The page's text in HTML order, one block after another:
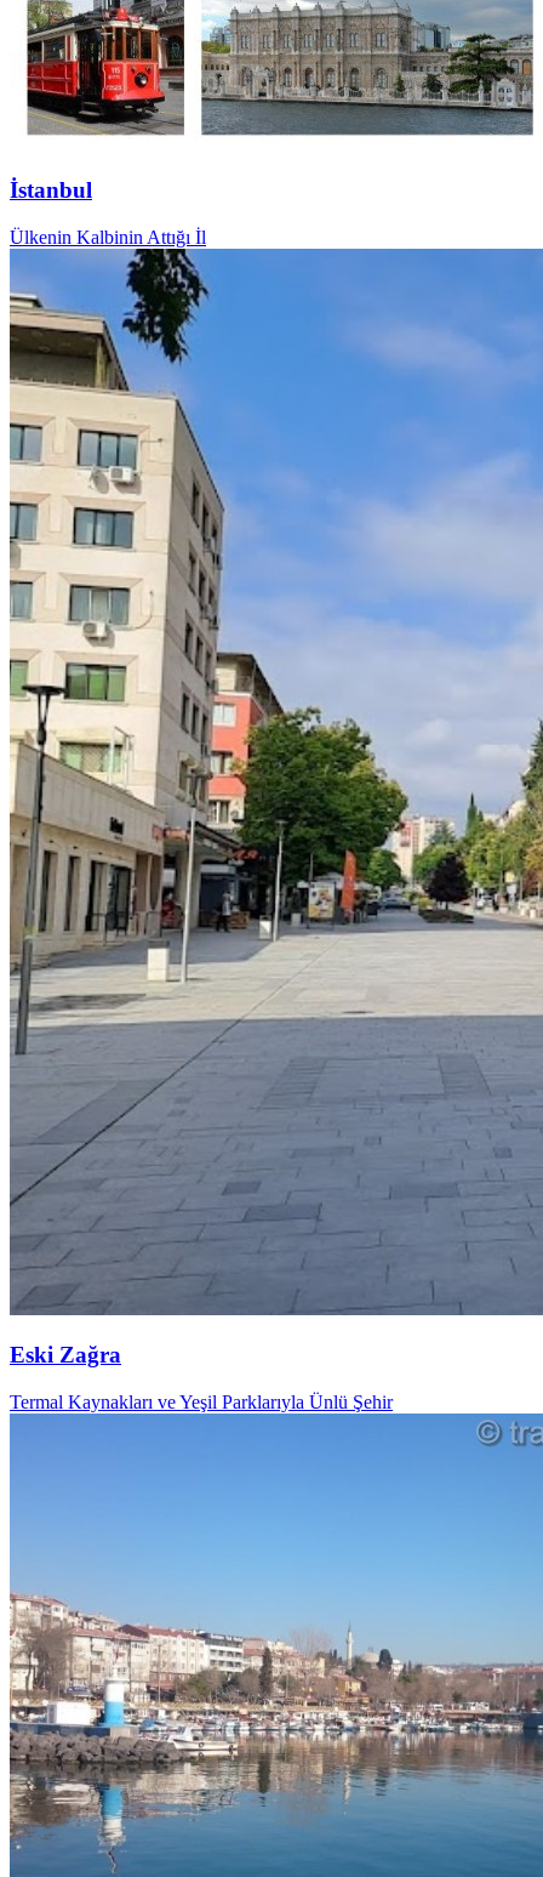
İstanbul
Ülkenin Kalbinin Attığı İl
Eski Zağra
Termal Kaynakları ve Yeşil Parklarıyla Ünlü Şehir